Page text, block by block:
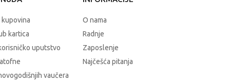
kartica
uputstvo
vaučera
O nama
Radnje
Zaposlenje
Najčešća pitanja